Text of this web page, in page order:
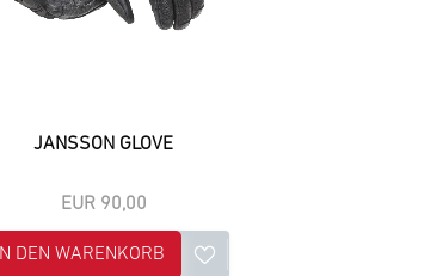
JANSSON GLOVE
EUR 90,00
IN DEN WARENKORB